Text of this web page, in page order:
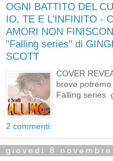
OGNI BATTITO DEL
IO, TE E L'INFINITO -
AMORI NON
"Falling series" di
SCOTT
COVER
breve
Falling series
2 commenti:
giovedì 8 novembre